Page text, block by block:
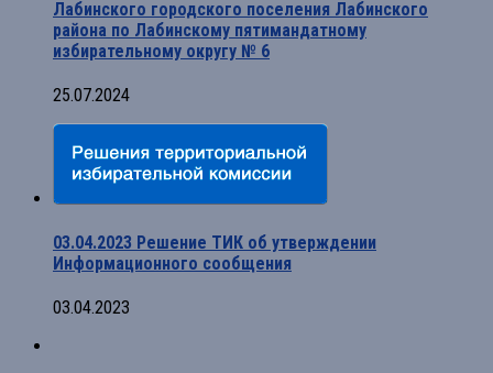
Лабинского городского поселения Лабинского
района по Лабинскому пятимандатному
избирательному округу № 6
25.07.2024
03.04.2023 Решение ТИК об утверждении
Информационного сообщения
03.04.2023